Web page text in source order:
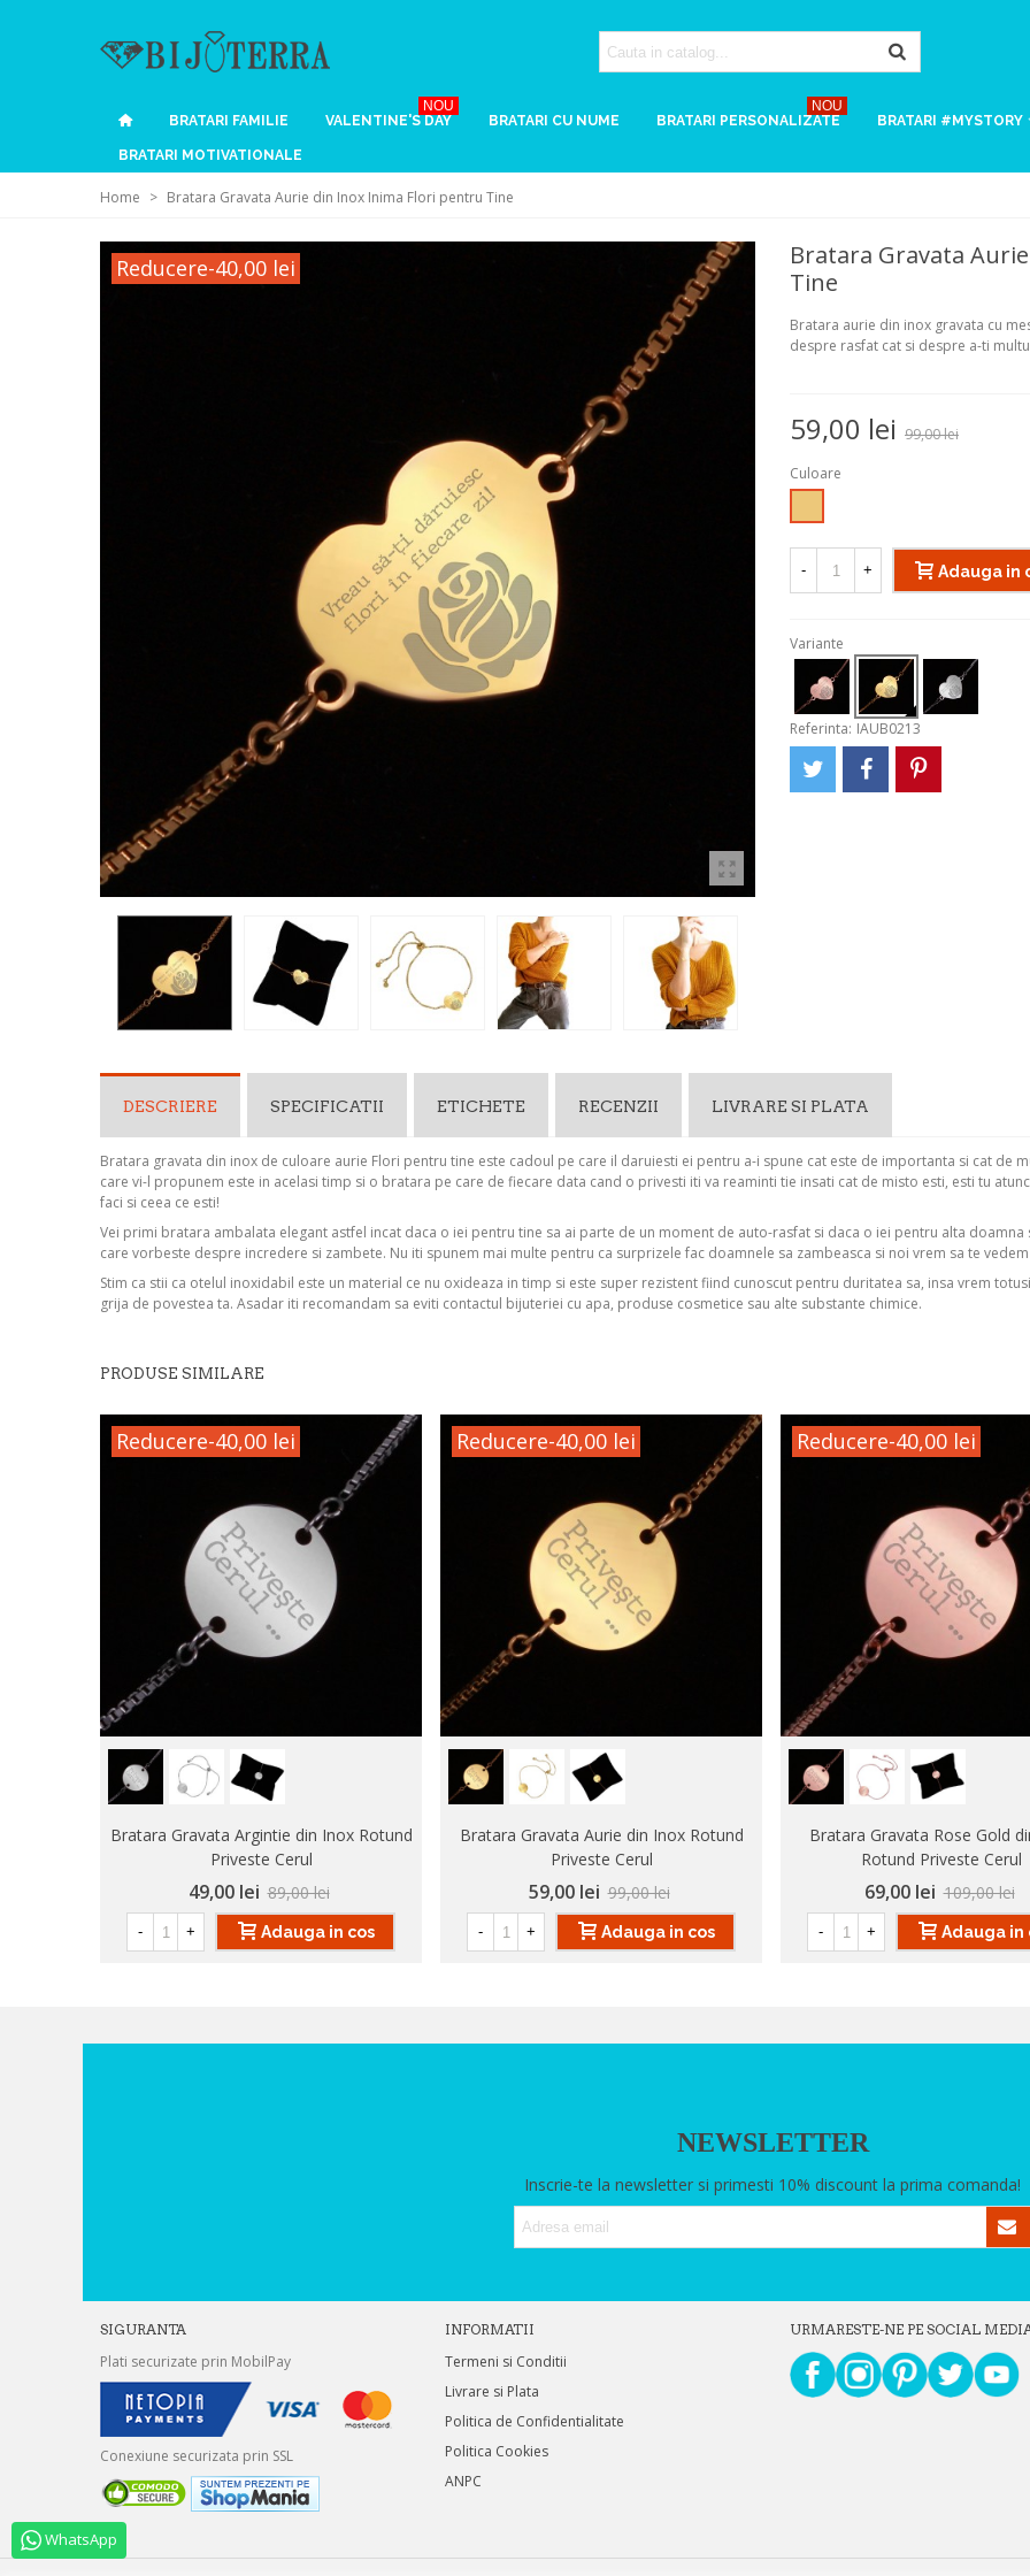
WhatsApp
BRATARI FAMILIE VALENTINE'S DAY
NOU
BRATARI CU NUME
BRATARI PERSONALIZATE
NOU
BRATARI #MYSTORY
BRATARI MOTIVATIONALE
Home > Bratara Gravata Aurie din Inox Inima Flori pentru Tine
Reducere-40,00 lei
Bratara Gravata
Tine
Bratara aurie din inox gravata cu
despre rasfat cat si despre a-ti
59,00 lei 99,00 lei
Culoare
- + Adauga in
Variante
Referinta: IAUB0213
DESCRIERE SPECIFICATII ETICHETE RECENZII LIVRARE SI PLATA
Bratara gravata din inox de culoare aurie Flori pentru tine este cadoul pe care il daruiesti ei pentru a-i spune cat este de importanta si cat de
care vi-l propunem este in acelasi timp si o bratara pe care de fiecare data cand o privesti iti va reaminti tie insati cat de misto esti, esti tu
faci si ceea ce esti!
Vei primi bratara ambalata elegant astfel incat daca o iei pentru tine sa ai parte de un moment de auto-rasfat si daca o iei pentru alta
care vorbeste despre incredere si zambete. Nu iti spunem mai multe pentru ca surprizele fac doamnele sa zambeasca si noi vrem sa te
Stim ca stii ca otelul inoxidabil este un material ce nu oxideaza in timp si este super rezistent fiind cunoscut pentru duritatea sa, insa vrem
grija de povestea ta. Asadar iti recomandam sa eviti contactul bijuteriei cu apa, produse cosmetice sau alte substante chimice.
PRODUSE SIMILARE
Reducere-40,00 lei
Bratara Gravata Argintie din Inox Rotund
Priveste Cerul
49,00 lei 89,00 lei
- + Adauga in cos
Reducere-40,00 lei
Bratara Gravata Aurie din Inox Rotund
Priveste Cerul
59,00 lei 99,00 lei
- + Adauga in cos
Reducere-40,00 lei
Bratara Gravata Rose Gold
Rotund Priveste Cerul
69,00 lei 109,00 lei
- + Adauga in
NEWSLETTER
Inscrie-te la newsletter si primesti 10% discount la prima comanda!
SIGURANTA
Plati securizate prin MobilPay
Conexiune securizata prin SSL
INFORMATII
Termeni si Conditii
Livrare si Plata
Politica de Confidentialitate
Politica Cookies
ANPC
URMARESTE-NE PE SOCIAL